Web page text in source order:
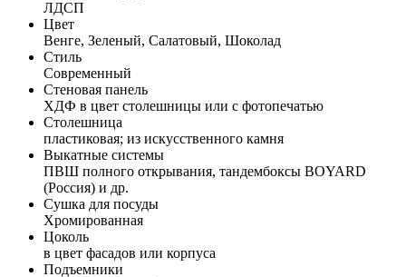
ЛДСП
Цвет
Венге, Зеленый, Салатовый, Шоколад
Стиль
Современный
Стеновая панель
ХДФ в цвет столешницы или с фотопечатью
Столешница
пластиковая; из искусственного камня
Выкатные системы
ПВШ полного открывания, тандембоксы BOYARD
(Россия) и др.
Сушка для посуды
Хромированная
Цоколь
в цвет фасадов или корпуса
Подъемники